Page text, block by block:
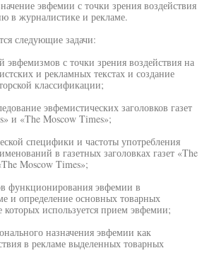
эвфемии с точки зрения воздействия
в журналистике и рекламе.
следующие задачи:
с точки зрения воздействия на
и рекламных текстах и создание
классификации;
эвфемистических заголовков газет
и «The Moscow Times»;
специфики и частоты употребления
в газетных заголовках газет «The
Moscow Times»;
функционирования эвфемии в
и определение основных товарных
которых используется прием эвфемии;
назначения эвфемии как
в рекламе выделенных товарных